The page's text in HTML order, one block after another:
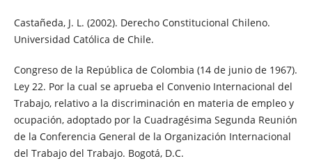
Castañeda, J. L. (2002). Derecho Constitucional Chileno.
Universidad Católica de Chile.
Congreso de la República de Colombia (14 de junio de 1967).
Ley 22. Por la cual se aprueba el Convenio Internacional del
Trabajo, relativo a la discriminación en materia de empleo y
ocupación, adoptado por la Cuadragésima Segunda Reunión
de la Conferencia General de la Organización Internacional
del Trabajo del Trabajo. Bogotá, D.C.